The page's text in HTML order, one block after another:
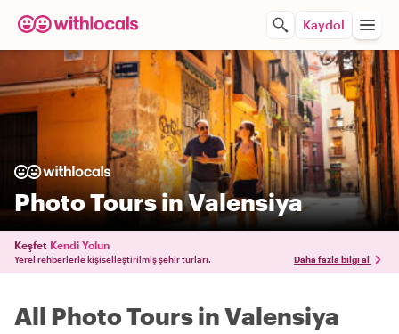
Kaydol
Photo Tours in Valensiya
Keşfet Kendi Yolun
Yerel rehberlerle kişiselleştirilmiş şehir turları. Daha fazla bilgi al
All Photo Tours in Valensiya